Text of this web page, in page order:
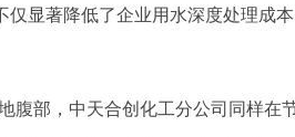
仅显著降低了企业用水深度处理成
部，中天合创化工分公司同样在